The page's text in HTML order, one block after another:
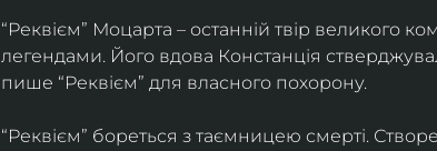
“Реквієм” Моцарта – останній твір великого
легендами. Його вдова Констанція
пише “Реквієм” для власного похорону.
“Реквієм” бореться з таємницею смерті.